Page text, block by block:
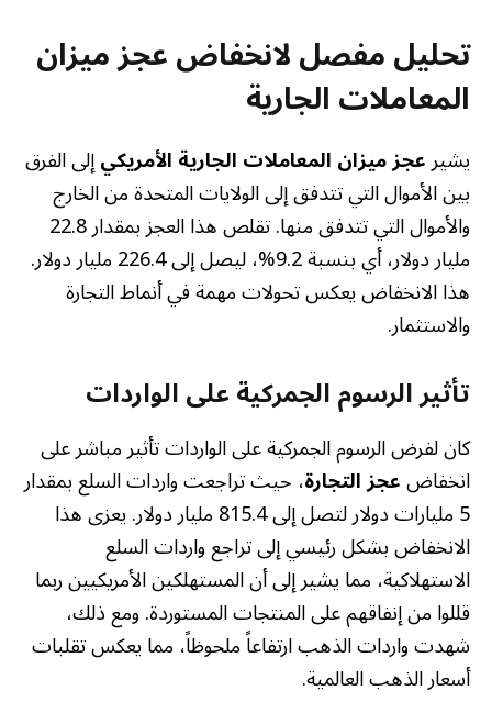
تحليل مفصل لانخفاض عجز ميزان
المعاملات الجارية
يشيرعجز ميزان المعاملات الجارية الأمريكيإلى الفرق
بين الأموال التي تتدفق إلى الولايات المتحدة من الخارج
والأموال التي تتدفق منها. تقلص هذا العجز بمقدار 22.8
مليار دولار، أي بنسبة 9.2%، ليصل إلى 226.4 مليار دولار.
هذا الانخفاض يعكس تحولات مهمة في أنماط التجارة
والاستثمار.
تأثير الرسوم الجمركية على الواردات
كان لفرض الرسوم الجمركية على الواردات تأثير مباشر على
انخفاضعجز التجارة، حيث تراجعت واردات السلع بمقدار
5 مليارات دولار لتصل إلى 815.4 مليار دولار. يعزى هذا
الانخفاض بشكل رئيسي إلى تراجع واردات السلع
الاستهلاكية، مما يشير إلى أن المستهلكين الأمريكيين ربما
قللوا من إنفاقهم على المنتجات المستوردة. ومع ذلك،
شهدت واردات الذهب ارتفاعاً ملحوظاً، مما يعكس تقلبات
أسعار الذهب العالمية.